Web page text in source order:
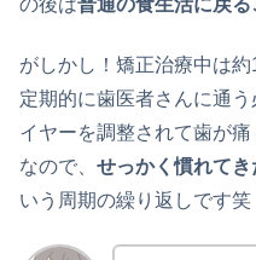
がしかし！矯正治療中は
定期的に歯医者さんに通
イヤーを調整されて歯が
なので、 せっかく慣れて
いう周期の繰り返しです笑